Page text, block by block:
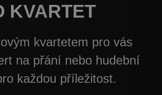
KVARTET
kvartetem pro vás
na přání nebo hudební
každou příležitost.